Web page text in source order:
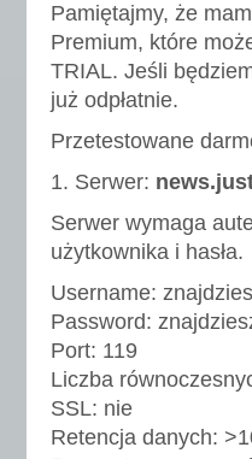
Pamiętajmy, że
Premium, które
TRIAL. Jeśli
już odpłatnie.
Przetestowane
1. Serwer:
Serwer wymaga
użytkownika i hasła.
Username:
Password:
Port: 119
Liczba
SSL: nie
Retencja danych: